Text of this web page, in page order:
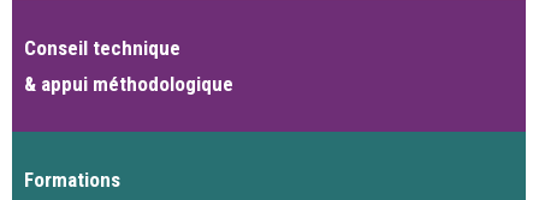
Conseil technique
& appui méthodologique
Formations